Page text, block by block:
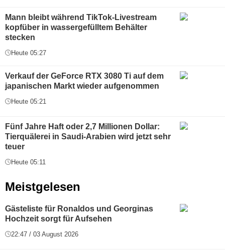
Mann bleibt während TikTok-Livestream
kopfüber in wassergefülltem Behälter
stecken
Heute 05:27
Verkauf der GeForce RTX 3080 Ti auf dem
japanischen Markt wieder aufgenommen
Heute 05:21
Fünf Jahre Haft oder 2,7 Millionen Dollar:
Tierquälerei in Saudi-Arabien wird jetzt sehr
teuer
Heute 05:11
Meistgelesen
Gästeliste für Ronaldos und Georginas
Hochzeit sorgt für Aufsehen
22:47 / 03 August 2026